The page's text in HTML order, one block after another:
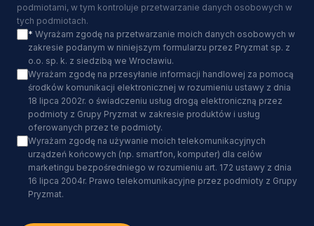
podmiotami, w tym kontroluje przetwarzanie danych osobowych w
tych podmiotach.
* Wyrażam zgodę na przetwarzanie moich danych osobowych w
zakresie podanym w niniejszym formularzu przez Pryzmat sp. z
o.o. sp. k. z siedzibą we Wrocławiu.
Wyrażam zgodę na przesyłanie informacji handlowej za pomocą
środków komunikacji elektronicznej w rozumieniu ustawy z dnia
18 lipca 2002r. o świadczeniu usług drogą elektroniczną przez
podmioty z Grupy Pryzmat w zakresie produktów i usług
oferowanych przez te podmioty.
Wyrażam zgodę na używanie moich telekomunikacyjnych
urządzeń końcowych (np. smartfon, komputer) dla celów
marketingu bezpośredniego w rozumieniu art. 172 ustawy z dnia
16 lipca 2004r. Prawo telekomunikacyjne przez podmioty z Grupy
Pryzmat.